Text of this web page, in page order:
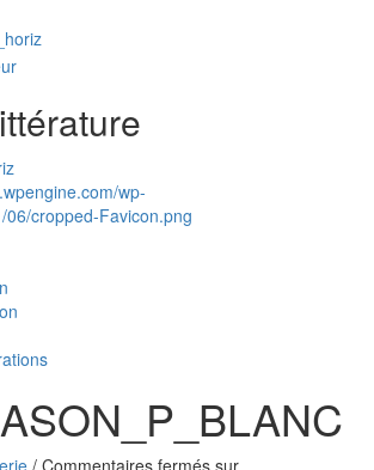
/ Commentaires fermés sur